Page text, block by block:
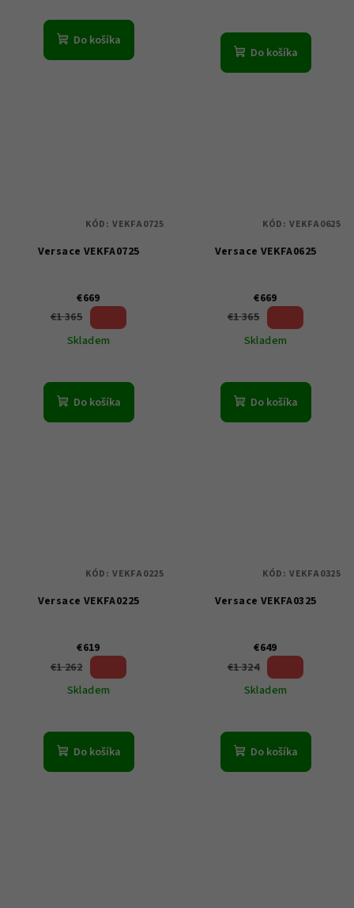
Do košíka
Do košíka
Versace VEKFA0725
€669
€1 365
Skladem
Do košíka
KÓD: VEKFA0725
Versace VEKFA0625
€669
€1 365
Skladem
Do košíka
KÓD: VEKFA0625
Versace VEKFA0225
€619
€1 262
Skladem
Do košíka
KÓD: VEKFA0225
Versace VEKFA0325
€649
€1 324
Skladem
Do košíka
KÓD: VEKFA0325